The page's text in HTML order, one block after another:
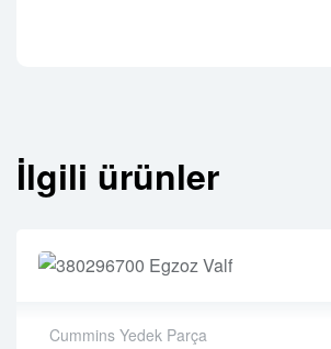
İlgili ürünler
Cummins Yedek Parça